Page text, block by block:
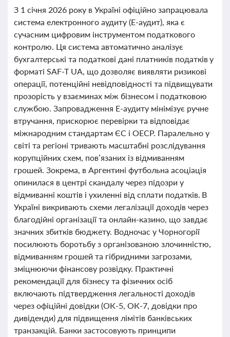
З 1 січня 2026 року в Україні офіційно запрацювала
система електронного аудиту (Е-аудит), яка є
сучасним цифровим інструментом податкового
контролю. Ця система автоматично аналізує
бухгалтерські та податкові дані платників податків у
форматі SAF-T UA, що дозволяє виявляти ризикові
операції, потенційні невідповідності та підвищувати
прозорість у взаєминах між бізнесом і податковою
службою. Запровадження Е-аудиту мінімізує ручне
втручання, прискорює перевірки та відповідає
міжнародним стандартам ЄС і ОЕСР. Паралельно у
світі та регіоні тривають масштабні розслідування
корупційних схем, пов’язаних із відмиванням
грошей. Зокрема, в Аргентині футбольна асоціація
опинилася в центрі скандалу через підозри у
відмиванні коштів і ухиленні від сплати податків. В
Україні викривають схеми легалізації доходів через
благодійні організації та онлайн-казино, що завдає
значних збитків бюджету. Водночас у Чорногорії
посилюють боротьбу з організованою злочинністю,
відмиванням грошей та гібридними загрозами,
зміцнюючи фінансову розвідку. Практичні
рекомендації для бізнесу та фізичних осіб
включають підтвердження легальності доходів
через офіційні довідки (ОК-5, ОК-7, довідки про
дивіденди) для підвищення лімітів банківських
транзакцій. Банки застосовують принципи